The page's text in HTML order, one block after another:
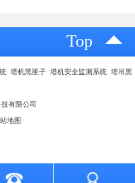
Top
塔机黑匣子 塔机安全监测系统 塔吊黑
有限公司
地图